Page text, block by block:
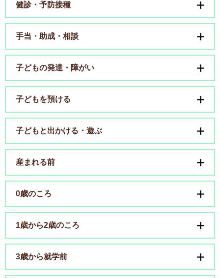
健診・予防接種
手当・助成・相談
子どもの発達・障がい
子どもを預ける
子どもと出かける・遊ぶ
産まれる前
0歳のころ
1歳から2歳のころ
3歳から就学前